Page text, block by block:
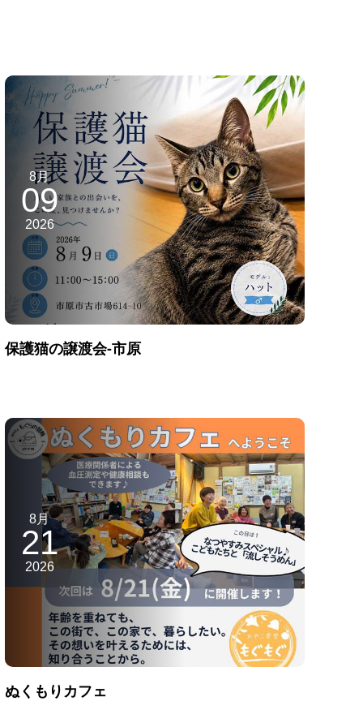
8月
09
2026
保護猫の譲渡会-市原
8月
21
2026
ぬくもりカフェ